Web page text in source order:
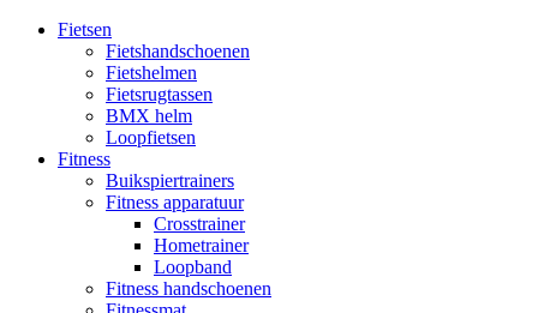
Fietsen
Fietshandschoenen
Fietshelmen
Fietsrugtassen
BMX helm
Loopfietsen
Fitness
Buikspiertrainers
Fitness apparatuur
Crosstrainer
Hometrainer
Loopband
Fitness handschoenen